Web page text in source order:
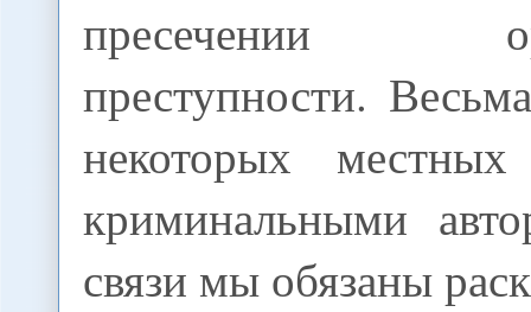
пресечении
преступности.
некоторых
криминальными
связи мы обязаны